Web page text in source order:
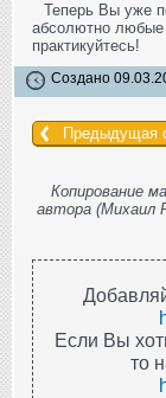
Теперь Вы уже
абсолютно любые
практикуйтесь!
Создано
Предыдущая
Копирование
автора (Михаил
Если Вы
то